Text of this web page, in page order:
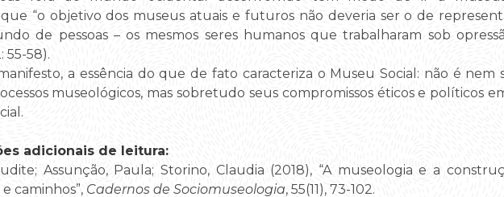
“o objetivo dos museus atuais e futuros não deveria ser o de
de pessoas – os mesmos seres humanos que trabalharam sob
55-58).
a essência do que de fato caracteriza o Museu Social: não é nem
museológicos, mas sobretudo seus compromissos éticos e políticos
adicionais de leitura:
Assunção, Paula; Storino, Claudia (2018), “A museologia e a
caminhos”, Cadernos de Sociomuseologia, 55(11), 73-102.